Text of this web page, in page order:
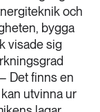
och
bygga
visade sig
Det finns en
utvinna ur